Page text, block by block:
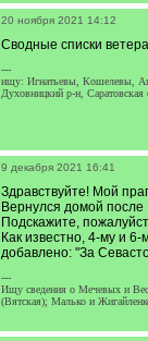
20 ноября 2021 14:12
Сводные списки
---
ищу: Игнатьевы, Кошелевы,
Духовницкий р-н, Саратовская
9 декабря 2021 16:41
Здравствуйте! Мой
Вернулся домой после
Подскажите,
Как известно, 4-му и
добавлено: "За
---
Ищу сведения о Мечевых и
(Вятская); Малько и